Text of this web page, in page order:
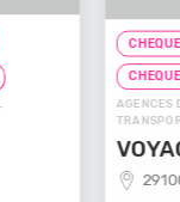
AGENCES